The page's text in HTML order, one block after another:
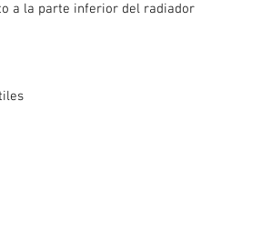
a la parte inferior del radiador